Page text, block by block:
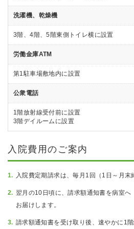
洗濯機、乾燥機
3階、4階、5階東側トイレ横に設置
労働金庫ATM
第1駐車場敷地内に設置
公衆電話
1階放射線受付前に設置
3階デイルームに設置
入院費用のご案内
入院費定期請求は、毎月1回（1日～月末
翌月の10日頃に、請求額通知書を病室へ
お届けします。
請求額通知書を受け取り後、速やかに1